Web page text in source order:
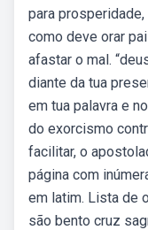
para prosperidade,
como deve orar
afastar o mal.
diante da tua
em tua palavra e
do exorcismo
facilitar, o
página com
em latim. Lista de
são bento cruz